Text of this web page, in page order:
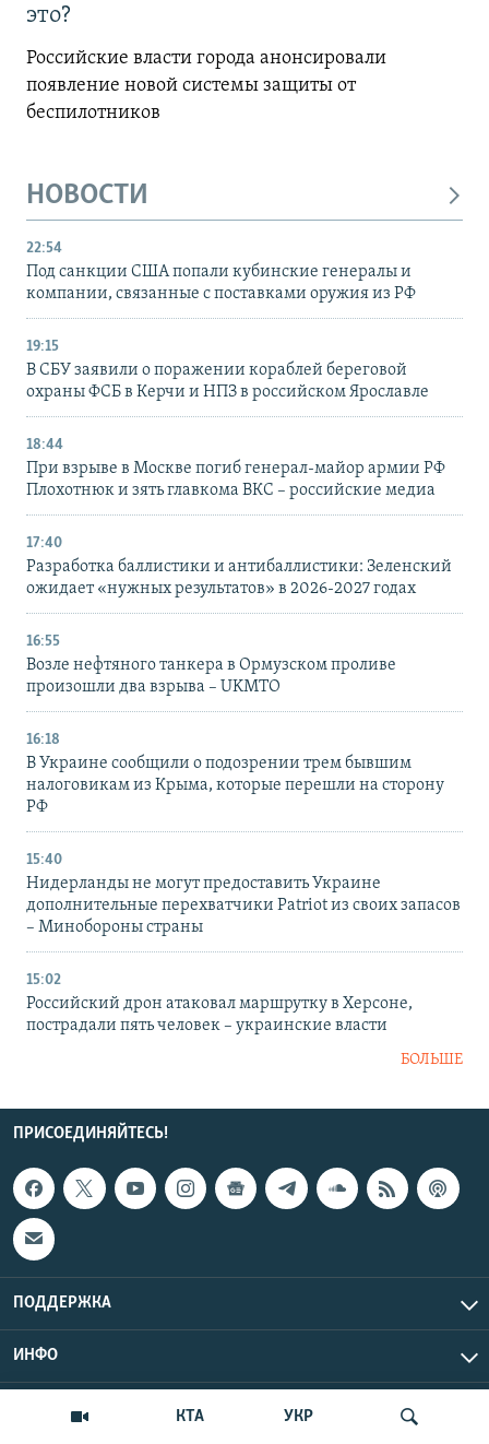
КТА УКР
это?
Российские власти города анонсировали
появление новой системы защиты от
беспилотников
НОВОСТИ
22:54
Под санкции США попали кубинские генералы и
компании, связанные с поставками оружия из РФ
19:15
В СБУ заявили о поражении кораблей береговой
охраны ФСБ в Керчи и НПЗ в российском Ярославле
18:44
При взрыве в Москве погиб генерал-майор армии РФ
Плохотнюк и зять главкома ВКС – российские медиа
17:40
Разработка баллистики и антибаллистики: Зеленский
ожидает «нужных результатов» в 2026-2027 годах
16:55
Возле нефтяного танкера в Ормузском проливе
произошли два взрыва – UKMTO
16:18
В Украине сообщили о подозрении трем бывшим
налоговикам из Крыма, которые перешли на сторону
РФ
15:40
Нидерланды не могут предоставить Украине
дополнительные перехватчики Patriot из своих запасов
– Минобороны страны
15:02
Российский дрон атаковал маршрутку в Херсоне,
пострадали пять человек – украинские власти
БОЛЬШЕ
ПРИСОЕДИНЯЙТЕСЬ!
ПОДДЕРЖКА
ИНФО
Copyright Крым.Реалии, 2026 | Все права защищены.
UTC+3